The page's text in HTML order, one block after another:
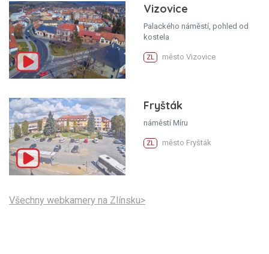
Vizovice
Palackého náměstí, pohled od
kostela
ZL město Vizovice
Fryšták
náměstí Míru
ZL město Fryšták
Všechny webkamery na Zlínsku>